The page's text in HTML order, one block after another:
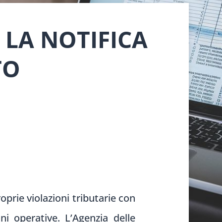
NOTIFICA
violazioni tributarie con
operative. L’Agenzia delle